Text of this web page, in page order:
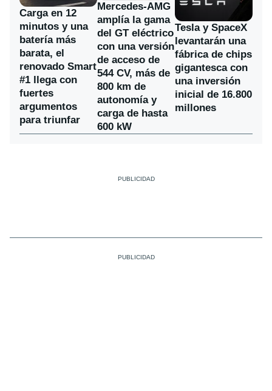
Carga en 12
minutos y una
batería más
barata, el
renovado Smart
#1 llega con
fuertes
argumentos
para triunfar
Mercedes-AMG
amplía la gama
del GT eléctrico
con una versión
de acceso de
544 CV, más de
800 km de
autonomía y
carga de hasta
600 kW
Tesla y SpaceX
levantarán una
fábrica de chips
gigantesca con
una inversión
inicial de 16.800
millones